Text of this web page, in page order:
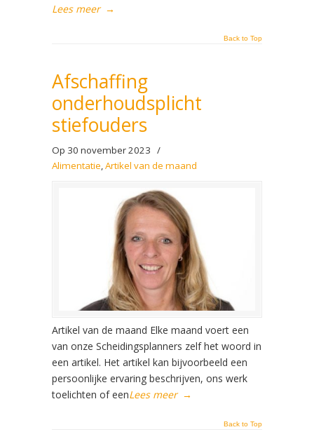
Lees meer →
Back to Top
Afschaffing
onderhoudsplicht
stiefouders
Op 30 november 2023 /
Alimentatie,Artikel van de maand
Artikel van de maand Elke maand voert een
van onze Scheidingsplanners zelf het woord in
een artikel. Het artikel kan bijvoorbeeld een
persoonlijke ervaring beschrijven, ons werk
toelichten of eenLees meer →
Back to Top